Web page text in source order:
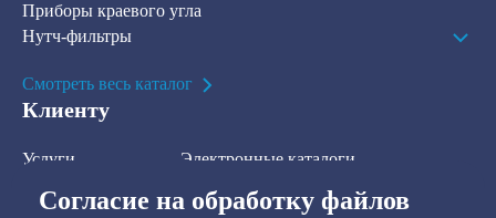
Согласие на обработку файлов
Приборы краевого угла
Нутч-фильтры
Смотреть весь каталог
Клиенту
Услуги
В наличии на складе
Электронные каталоги
Контакты